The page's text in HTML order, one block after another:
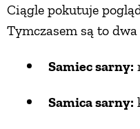
Ciągle pokutuje
Tymczasem są to
Samiec sarny:
Samica sarny: